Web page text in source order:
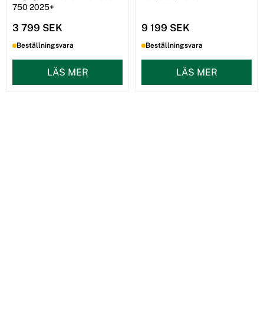
750 2025+
3 799 SEK
Beställningsvara
LÄS MER
9 199 SEK
Beställningsvara
LÄS MER